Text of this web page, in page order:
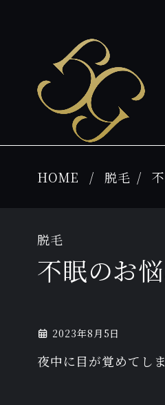
HOME 脱毛
脱毛
不眠のお
2023年8月5日
夜中に目が覚めてしま